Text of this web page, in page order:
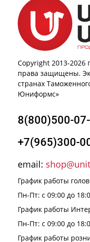
Copyright 2013-
права защищены.
странах
Юниформс»
8(800)500-
+7(965)300-
email:
График работы
Пн-Пт: с 09:00 до
График работы
Пн-Пт: с 09:00 до
График работы